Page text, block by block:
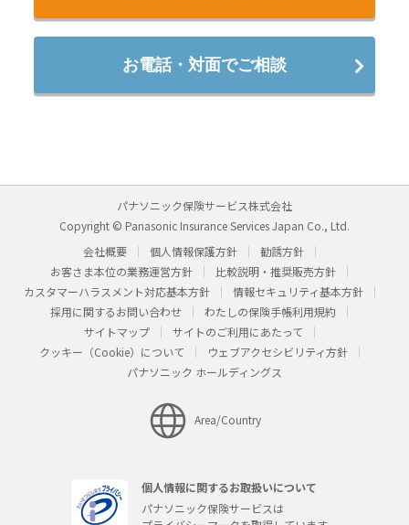
お電話・対面でご相談
パナソニック保険サービス株式会社
Copyright © Panasonic Insurance Services Japan Co., Ltd.
会社概要
個人情報保護方針
勧誘方針
お客さま本位の業務運営方針
比較説明・推奨販売方針
カスタマーハラスメント対応基本方針
情報セキュリティ基本方針
採用に関するお問い合わせ
わたしの保険手帳利用規約
サイトマップ
サイトのご利用にあたって
クッキー（Cookie）について
ウェブアクセシビリティ方針
パナソニック ホールディングス
Area/Country
個人情報に関するお取扱いについて
パナソニック保険サービスは